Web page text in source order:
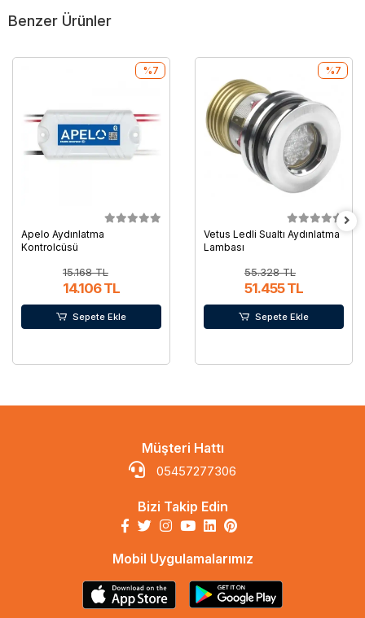
Benzer Ürünler
Apelo Aydınlatma
Kontrolcüsü
15.168 TL
14.106 TL
%7
Sepete Ekle
Vetus Ledli Sualtı Aydınlatma
Lambası
55.328 TL
51.455 TL
%7
Sepete Ekle
Müşteri Hattı
05457277306
Bizi Takip Edin
Mobil Uygulamalarımız